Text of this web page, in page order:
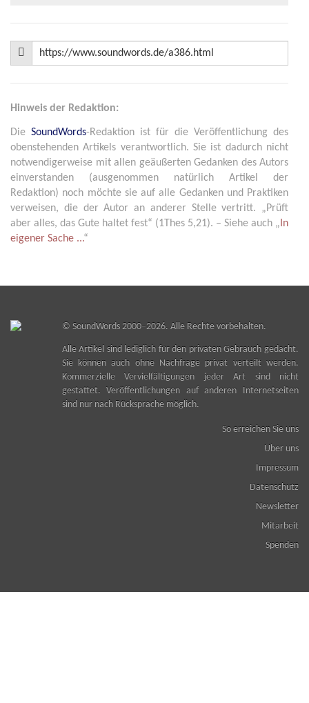
Hinweis der Redaktion:
Die SoundWords-Redaktion ist für die Veröffentlichung des
obenstehenden Artikels verantwortlich. Sie ist dadurch nicht
notwendigerweise mit allen geäußerten Gedanken des Autors
einverstanden (ausgenommen natürlich Artikel der
Redaktion) noch möchte sie auf alle Gedanken und Praktiken
verweisen, die der Autor an anderer Stelle vertritt. „Prüft
aber alles, das Gute haltet fest“ (1Thes 5,21). – Siehe auch „ In
eigener Sache ...“
© SoundWords2000–2026. Alle Rechte vorbehalten.
Alle Artikel sind lediglich für den privaten Gebrauch gedacht.
Sie können auch ohne Nachfrage privat verteilt werden.
Kommerzielle Vervielfältigungen jeder Art sind nicht
gestattet. Veröffentlichungen auf anderen Internetseiten
sind nur nach Rücksprache möglich.
So erreichen Sie uns
Über uns
Impressum
Datenschutz
Newsletter
Mitarbeit
Spenden